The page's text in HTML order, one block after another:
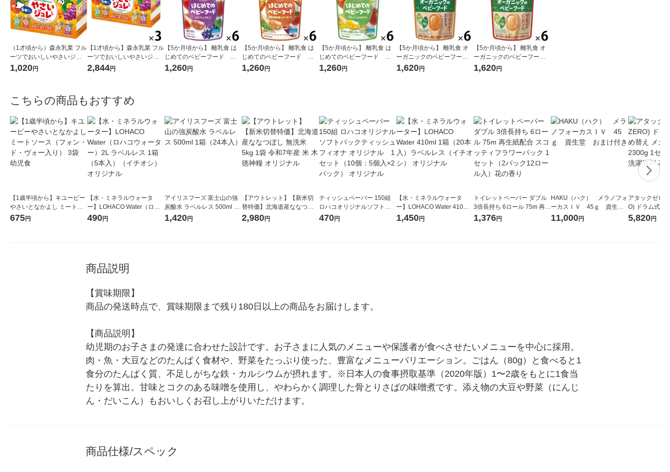
（1才頃から）森永乳業 フル
ーツでおいしいやさいジュ
レ 70g×6個 1箱 ベビーフ
1,020円
【1才頃から】森永乳業 フル
ーツでおいしいやさいジュ
レ 70g×6個 3箱 ベビーフ
2,844円
【5か月頃から】 離乳食 は
じめてのベビーフード ぶ
どうとりんご 6個 森永乳業
1,260円
【5か月頃から】 離乳食 は
じめてのベビーフード 緑
黄色野菜とさつまいも 6個
1,260円
【5か月頃から】 離乳食 は
じめてのベビーフード り
んごとかぼちゃ 6個 森永乳
1,260円
【5か月頃から】 離乳食 オ
ーガニックのベビーフー
ド にんじんとぶどう 6個
1,620円
【5か月頃から】 離乳食 オ
ーガニックのベビーフー
ド りんごとにんじん 6個
1,620円
こちらの商品もおすすめ
【1歳半頃から】キユーピー
やさいとなかよし ミートソ
ース（フォン・ド・ヴォー
675円
【水・ミネラルウォータ
ー】LOHACO Water（ロハ
コウォーター）2L ラベルレ
490円
アイリスフーズ 富士山の強
炭酸水 ラベルレス 500ml 1
箱（24本入）
1,420円
【アウトレット】【新米切
替特価】北海道産ななつぼ
し 無洗米 5kg 1袋 令和7年産
2,980円
ティッシュペーパー 150組
ロハコオリジナルソフトパ
ックティッシュ フィオナ オ
470円
【水・ミネラルウォータ
ー】LOHACO Water 410ml
1箱（20本入）ラベルレス
1,450円
トイレットペーパー ダブル
3倍長持ち 6ロール 75m 再生
紙配合 スコッティフラワー
1,376円
HAKU（ハク） メラノフォ
ーカスＩＶ 45ｇ 資生
堂 おまけ付き
11,000円
アタックゼロ
O) ドラム式専
ガジャンボ
5,820円
商品説明
【賞味期限】
商品の発送時点で、賞味期限まで残り180日以上の商品をお届けします。
【商品説明】
幼児期のお子さまの発達に合わせた設計です。お子さまに人気のメニューや保護者が食べさせたいメニューを中心に採用。
肉・魚・大豆などのたんぱく食材や、野菜をたっぷり使った、豊富なメニューバリエーション。ごはん（80g）と食べると1
食分のたんぱく質、不足しがちな鉄・カルシウムが摂れます。※日本人の食事摂取基準（2020年版）1〜2歳をもとに1食当
たりを算出。甘味とコクのある味噌を使用し、やわらかく調理した骨とりさばの味噌煮です。添え物の大豆や野菜（にんじ
ん・だいこん）もおいしくお召し上がりいただけます。
商品仕様/スペック